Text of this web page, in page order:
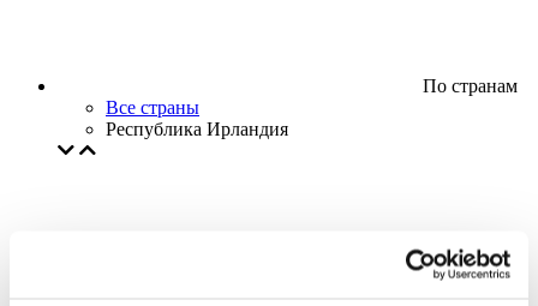
По странам
Все страны
Республика Ирландия